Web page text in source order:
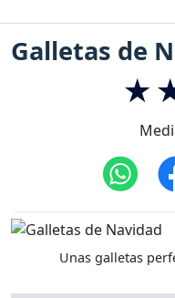
Galletas de
Unas galletas